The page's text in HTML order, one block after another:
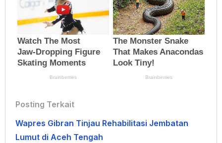
Posting Terkait
Wapres Gibran Tinjau Rehabilitasi Jembatan
Lumut di Aceh Tengah